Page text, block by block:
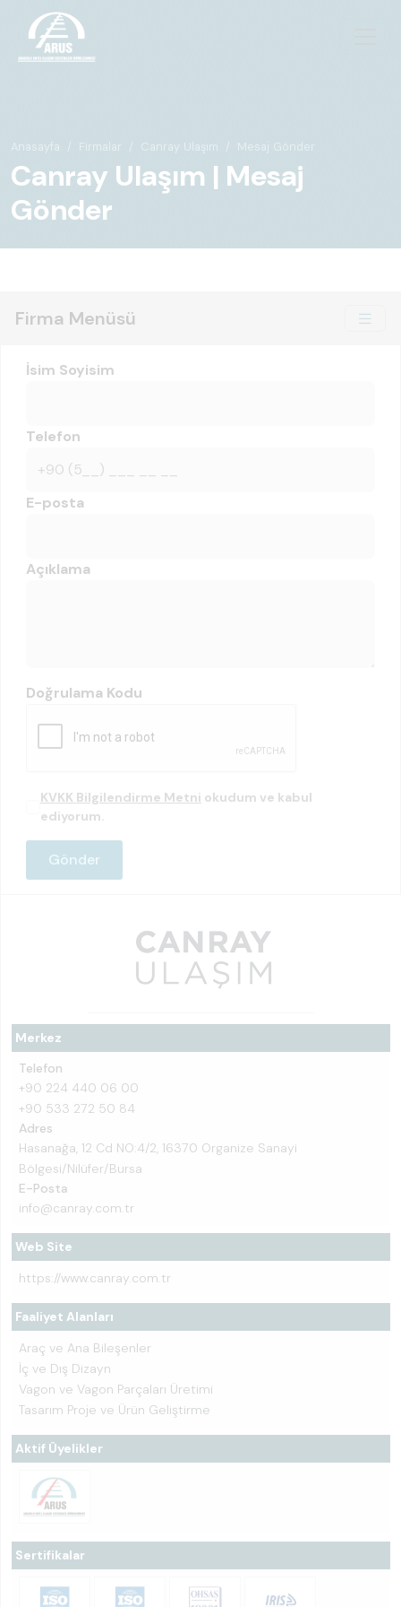
Anasayfa Firmalar Canray Ulaşım Mesaj Gönder
Canray Ulaşım | Mesaj
Gönder
Firma Menüsü
Merkez
Telefon
+90 224 440 06 00
+90 533 272 50 84
Adres
Hasanağa, 12 Cd NO:4/2, 16370 Organize Sanayi
Bölgesi/Nilüfer/Bursa
E-Posta
info@canray.com.tr
Web Site
https://www.canray.com.tr
Faaliyet Alanları
Araç ve Ana Bileşenler
İç ve Dış Dizayn
Vagon ve Vagon Parçaları Üretimi
Tasarım Proje ve Ürün Geliştirme
Aktif Üyelikler
Sertifikalar
İsim Soyisim
Telefon
E-posta
Açıklama
Doğrulama Kodu
KVKK Bilgilendirme Metni okudum ve kabul
ediyorum.